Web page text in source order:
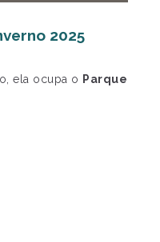
2025
ela ocupa o Parque